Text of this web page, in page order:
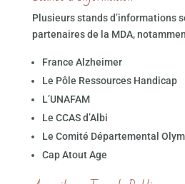
Plusieurs stands d’informations
partenaires de la MDA,
France Alzheimer
Le Pôle Ressources Handicap
L’UNAFAM
Le CCAS d’Albi
Le Comité Départemental
Cap Atout Age